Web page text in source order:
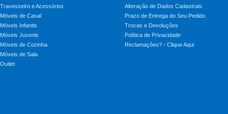
Travesseiro e Acessórios
Móveis de Casal
Móveis Infantis
Móveis Juvenis
Móveis de Cozinha
Móveis de Sala
Outlet
Alteração de Dados Cadastrais
Prazo de Entrega do Seu Pedido
Trocas e Devoluções
Política de Privacidade
Reclamações? - Clique Aqui